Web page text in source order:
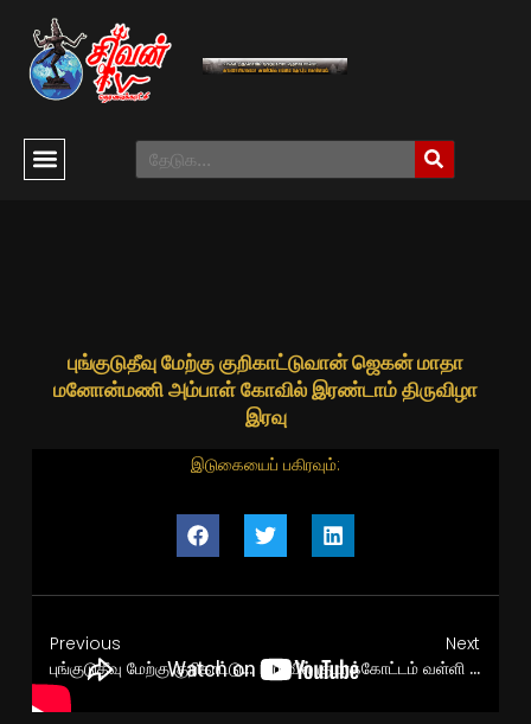
புங்குடுதீவு மேற்கு குறிகாட்டுவான் ஜெகன் மாதா
மனோன்மணி அம்பாள் கோவில் இரண்டாம் திருவிழா
இரவு
இடுகையைப் பகிரவும்:
Previous
புங்குடுதீவு மேற்கு குறிகாட்டுவான் ஜெகன் மாதா மனோன்மணி அம்பாள் கோவில் இரண்டாம் திருவிழா பகல்
Next
உடுவில் குமரக்கோட்டம் வள்ளி தேவசேனா சமேத முருகமூர்த்தி கோவில் கும்பாபிசேக கிரியை இரண்டாம் நாள் மாலை